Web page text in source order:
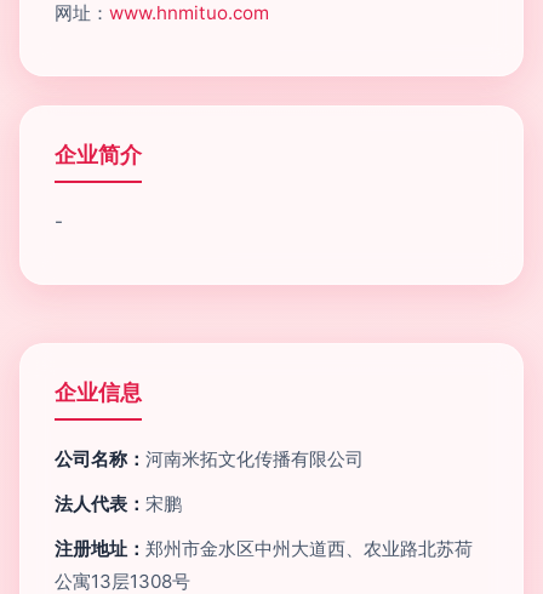
网址： www.hnmituo.com
企业简介
-
企业信息
公司名称： 河南米拓文化传播有限公司
法人代表： 宋鹏
注册地址： 郑州市金水区中州大道西、农业路北苏荷
公寓13层1308号